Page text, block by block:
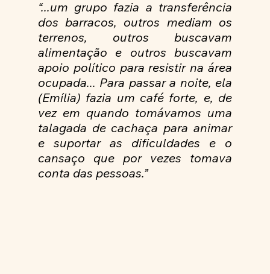
“...um grupo fazia a transferência
dos barracos, outros mediam os
terrenos, outros buscavam
alimentação e outros buscavam
apoio político para resistir na área
ocupada... Para passar a noite, ela
(Emília) fazia um café forte, e, de
vez em quando tomávamos uma
talagada de cachaça para animar
e suportar as dificuldades e o
cansaço que por vezes tomava
conta das pessoas.”